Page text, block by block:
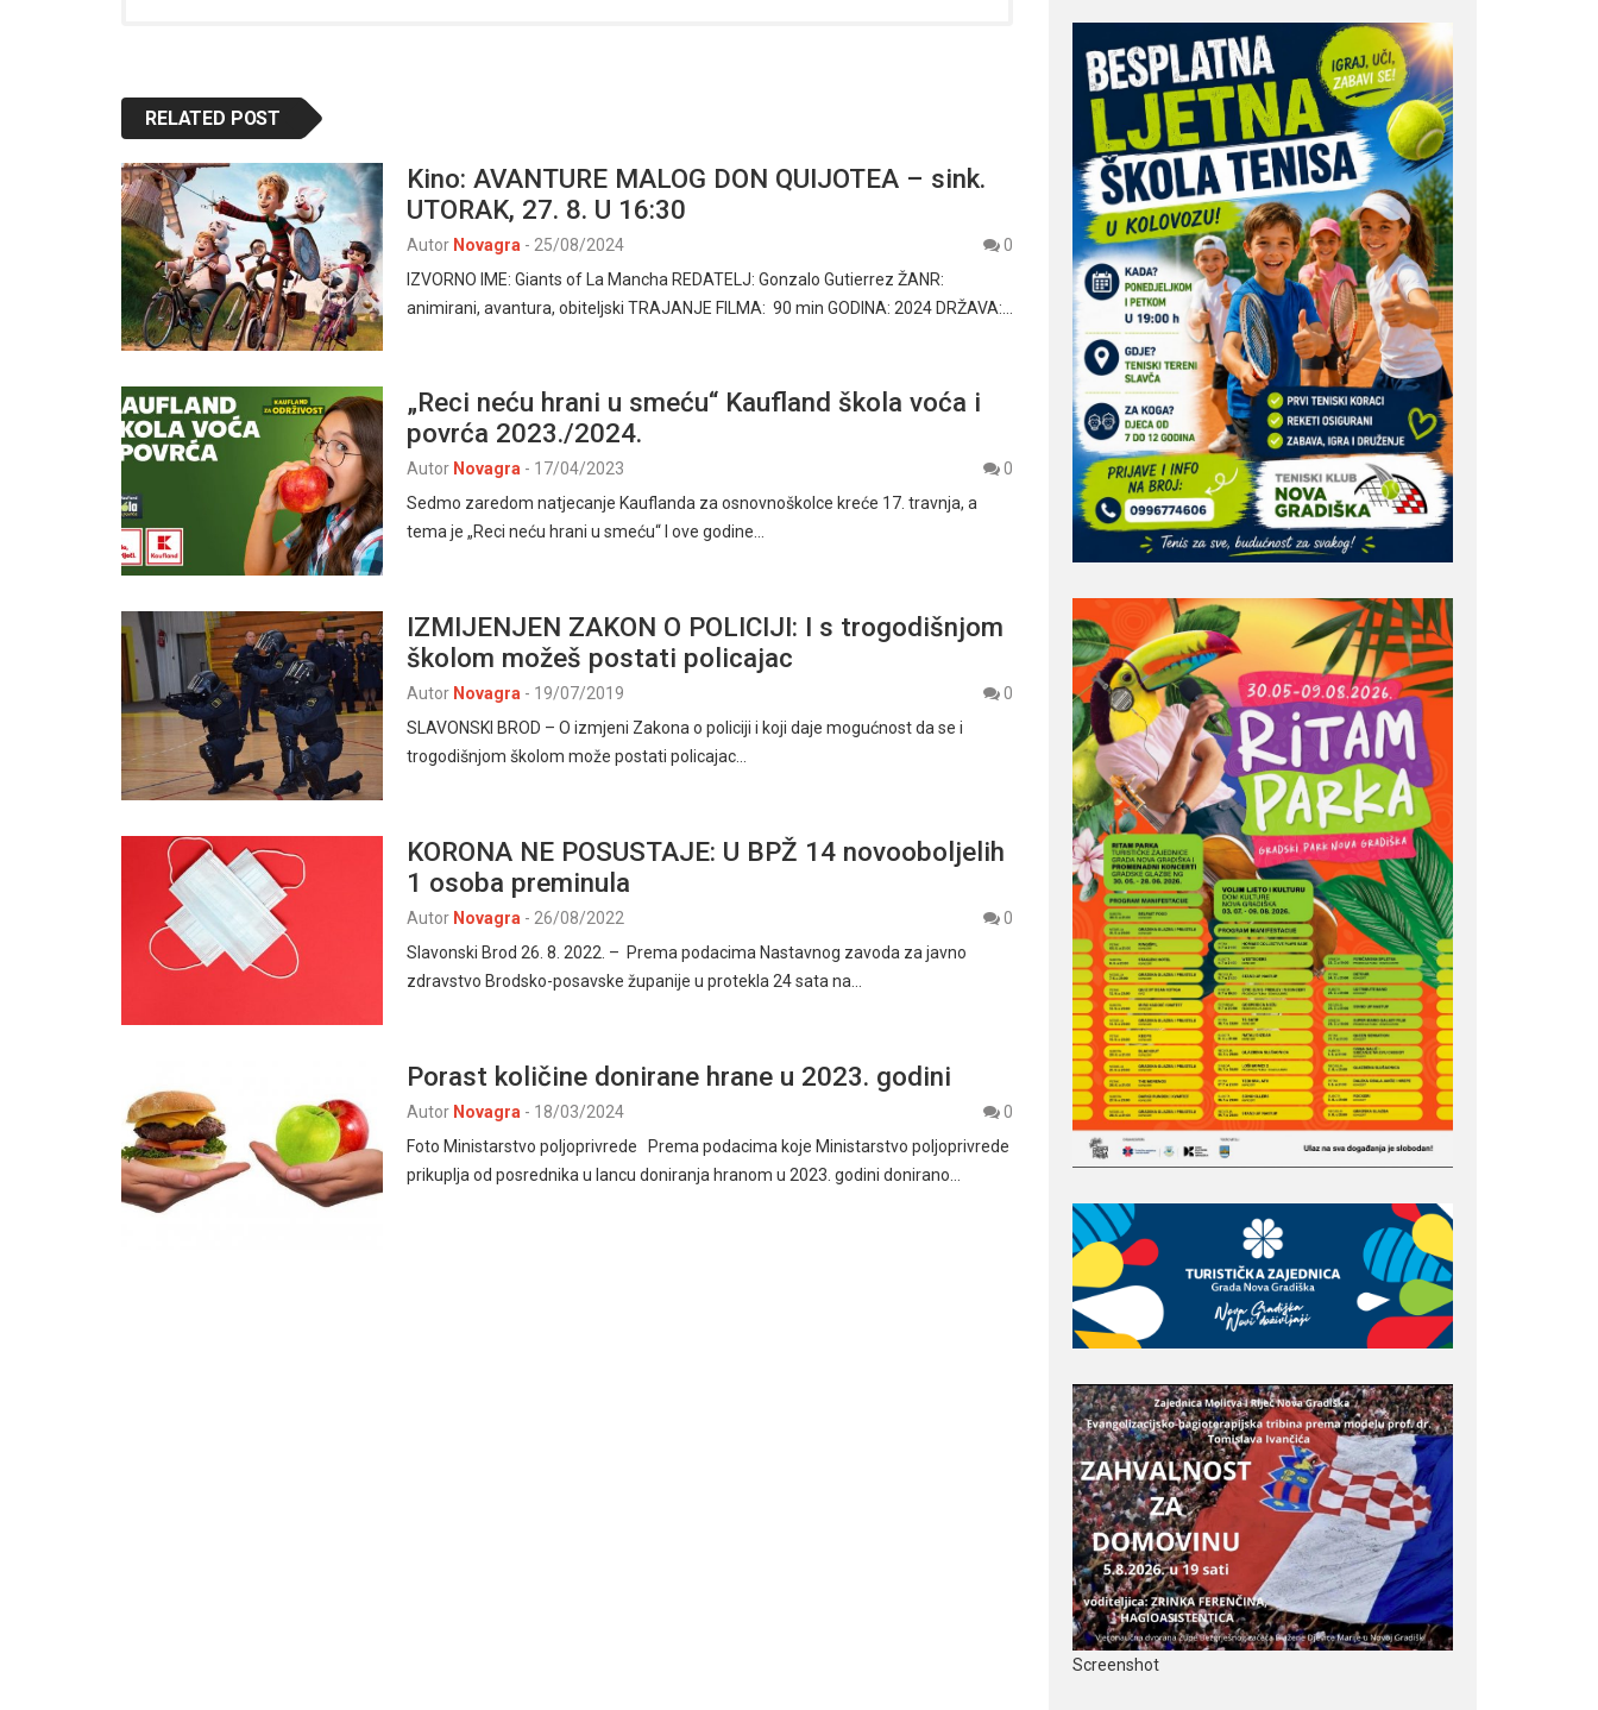
RELATED POST
Kino: AVANTURE MALOG DON QUIJOTEA – sink.
UTORAK, 27. 8. U 16:30
Autor Novagra - 25/08/2024
0
IZVORNO IME: Giants of La Mancha REDATELJ: Gonzalo Gutierrez ŽANR:
animirani, avantura, obiteljski TRAJANJE FILMA: 90 min GODINA: 2024 DRŽAVA:…
„Reci neću hrani u smeću“ Kaufland škola voća i
povrća 2023./2024.
Autor Novagra - 17/04/2023
0
Sedmo zaredom natjecanje Kauflanda za osnovnoškolce kreće 17. travnja, a
tema je „Reci neću hrani u smeću“ I ove godine…
IZMIJENJEN ZAKON O POLICIJI: I s trogodišnjom
školom možeš postati policajac
Autor Novagra - 19/07/2019
0
SLAVONSKI BROD – O izmjeni Zakona o policiji i koji daje mogućnost da se i
trogodišnjom školom može postati policajac…
KORONA NE POSUSTAJE: U BPŽ 14 novooboljelih
1 osoba preminula
Autor Novagra - 26/08/2022
0
Slavonski Brod 26. 8. 2022. – Prema podacima Nastavnog zavoda za javno
zdravstvo Brodsko-posavske županije u protekla 24 sata na…
Porast količine donirane hrane u 2023. godini
Autor Novagra - 18/03/2024
0
Foto Ministarstvo poljoprivrede Prema podacima koje Ministarstvo poljoprivrede
prikuplja od posrednika u lancu doniranja hranom u 2023. godini donirano…
Screenshot